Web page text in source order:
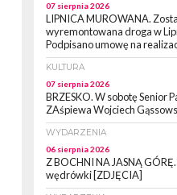
07 sierpnia 2026
LIPNICA MUROWANA.
wyremontowana droga w
Podpisano umowę na
KULTURA
07 sierpnia 2026
BRZESKO. W sobotę Senior
ZAśpiewa Wojciech
WYDARZENIA
06 sierpnia 2026
Z BOCHNI NA JASNĄ
wędrówki [ZDJĘCIA]